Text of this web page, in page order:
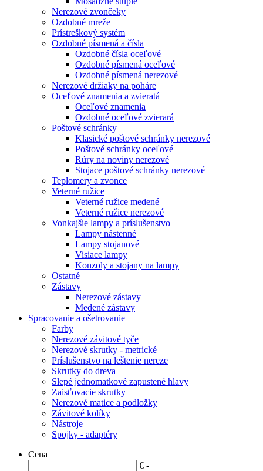
Nerezové zvončeky
Ozdobné mreže
Prístreškový systém
Ozdobné písmená a čísla
Ozdobné čísla oceľové
Ozdobné písmená oceľové
Ozdobné písmená nerezové
Nerezové držiaky na poháre
Oceľové znamenia a zvieratá
Oceľové znamenia
Ozdobné oceľové zvierará
Poštové schránky
Klasické poštové schránky nerezové
Poštové schránky oceľové
Rúry na noviny nerezové
Stojace poštové schránky nerezové
Teplomery a zvonce
Veterné ružice
Veterné ružice medené
Veterné ružice nerezové
Vonkajšie lampy a príslušenstvo
Lampy nástenné
Lampy stojanové
Visiace lampy
Konzoly a stojany na lampy
Ostatné
Zástavy
Nerezové zástavy
Medené zástavy
Spracovanie a ošetrovanie
Farby
Nerezové závitové tyče
Nerezové skrutky - metrické
Príslušenstvo na leštenie nereze
Skrutky do dreva
Slepé jednomatkové zapustené hlavy
Zaisťovacie skrutky
Nerezové matice a podložky
Závitové kolíky
Nástroje
Spojky - adaptéry
Cena
€ -